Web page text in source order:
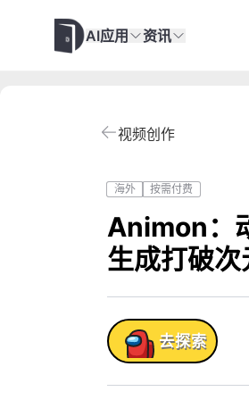
AI应用 资讯
视频创作
海外 按需付费
Animon：
生成打破次
产品! 去探索